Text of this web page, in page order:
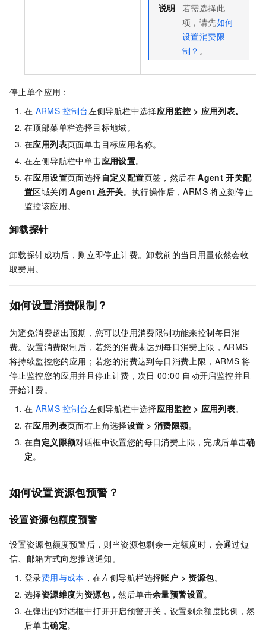
说明 若需选择此
项，请先如何
设置消费限
制？ 。
停止单个应用：
在 ARMS 控制台左侧导航栏中选择应用监控 > 应用列表。
在顶部菜单栏选择目标地域。
在应用列表页面单击目标应用名称。
在左侧导航栏中单击应用设置。
在应用设置页面选择自定义配置页签，然后在 Agent 开关配
置区域关闭 Agent 总开关。执行操作后，ARMS 将立刻停止
监控该应用。
卸载探针
卸载探针成功后，则立即停止计费。卸载前的当日用量依然会收
取费用。
如何设置消费限制？
为避免消费超出预期，您可以使用消费限制功能来控制每日消
费。设置消费限制后，若您的消费未达到每日消费上限，ARMS
将持续监控您的应用；若您的消费达到每日消费上限，ARMS 将
停止监控您的应用并且停止计费，次日 00:00 自动开启监控并且
开始计费。
在 ARMS 控制台左侧导航栏中选择应用监控 > 应用列表。
在应用列表页面右上角选择设置 > 消费限额。
在自定义限额对话框中设置您的每日消费上限，完成后单击确
定。
如何设置资源包预警？
设置资源包额度预警
设置资源包额度预警后，则当资源包剩余一定额度时，会通过短
信、邮箱方式向您推送通知。
登录费用与成本 ，在左侧导航栏选择账户 >资源包。
选择资源维度为资源包，然后单击余量预警设置。
在弹出的对话框中打开开启预警开关，设置剩余额度比例，然
后单击确定。